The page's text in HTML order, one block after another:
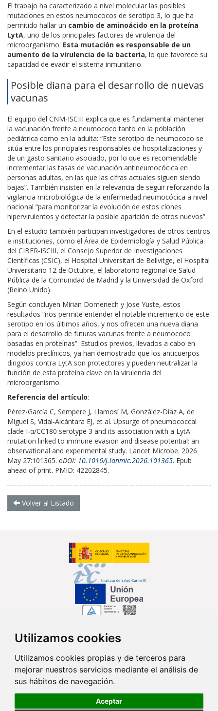
Utilizamos cookies
Utilizamos cookies propias y de terceros para
mejorar nuestros servicios mediante el análisis de
sus hábitos de navegación.
Aceptar
El trabajo ha caracterizado a nivel molecular las posibles
mutaciones en estos neumococos de serotipo 3, lo que ha
permitido hallar un cambio de aminoácido en la proteína
LytA, uno de los principales factores de virulencia del
microorganismo. Esta mutación es responsable de un
aumento de la virulencia de la bacteria, lo que favorece su
capacidad de evadir el sistema inmunitario.
Posible diana para el desarrollo de nuevas
vacunas
El equipo del CNM-ISCIII explica que es fundamental mantener
la vacunación frente a neumococo tanto en la población
pediátrica como en la adulta: “Este serotipo de neumococo se
sitúa entre los principales responsables de hospitalizaciones y
de un gasto sanitario asociado, por lo que es recomendable
incrementar las tasas de vacunación antineumocócica en
personas adultas, en las que las cifras actuales siguen siendo
bajas”. También insisten en la relevancia de seguir reforzando la
vigilancia microbiológica de la enfermedad neumocócica a nivel
nacional “para monitorizar la evolución de estos clones
hipervirulentos y detectar la posible aparición de otros nuevos”.
En el estudio también participan investigadores de otros centros
e instituciones, como el Área de Epidemiología y Salud Pública
del CIBER-ISCIII, el Consejo Superior de Investigaciones
Científicas (CSIC), el Hospital Universitari de Bellvitge, el Hospital
Universitario 12 de Octubre, el laboratorio regional de Salud
Pública de la Comunidad de Madrid y la Universidad de Oxford
(Reino Unido).
Según concluyen Mirian Domenech y Jose Yuste, estos
resultados “nos permite entender el notable incremento de este
serotipo en los últimos años, y nos ofrecen una nueva diana
para el desarrollo de futuras vacunas frente a neumococo
basadas en proteínas”. Estudios previos, llevados a cabo en
modelos preclínicos, ya han demostrado que los anticuerpos
dirigidos contra LytA son protectores y pueden neutralizar la
función de esta proteína clave en la virulencia del
microorganismo.
Referencia del artículo:
Pérez-García C, Sempere J, Llamosí M, González-Díaz A, de
Miguel S, Vidal-Alcántara EJ, et al. Upsurge of pneumococcal
clade I-α/CC180 serotype 3 and its association with a LytA
mutation linked to immune evasion and disease potential: an
observational and experimental study. Lancet Microbe. 2026
May 27:101365. dDOI: 10.1016/j.lanmic.2026.101365. Epub
ahead of print. PMID: 42202845.
Volver al Listado
Síguenos en...
Contacto
Av. Monforte de Lemos, 3-5. Pabellón 11. Planta 0 28029 Madrid
info@ciberisciii.es